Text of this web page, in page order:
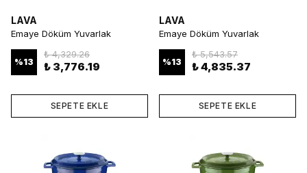
LAVA
Emaye Döküm Yuvarlak
%13
₺ 4,329.26
₺ 3,776.19
SEPETE EKLE
LAVA
Emaye Döküm Yuvarlak
%13
₺ 5,543.57
₺ 4,835.37
SEPETE EKLE